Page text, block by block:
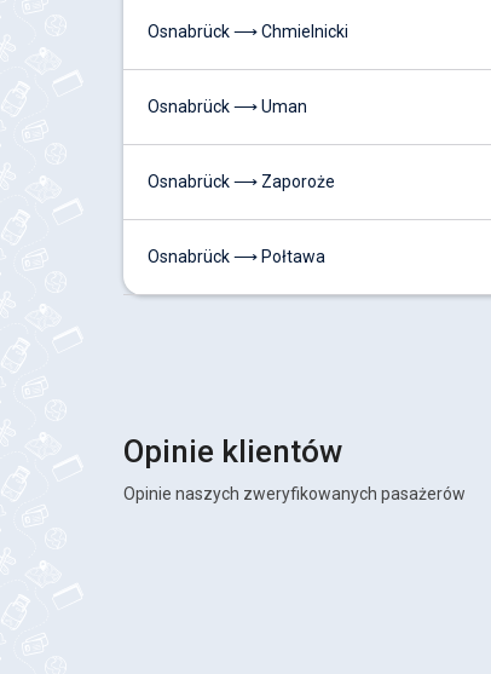
Osnabrück ⟶ Chmielnicki
Osnabrück ⟶ Uman
Osnabrück ⟶ Zaporoże
Osnabrück ⟶ Połtawa
Opinie klientów
Opinie naszych zweryfikowanych pasażerów